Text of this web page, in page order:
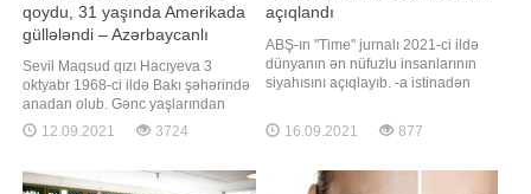
qoydu, 31 yaşında Amerikada
güllələndi – Azərbaycanlı
müğənninin faciəvi həyatı
Sevil Maqsud qızı Hacıyeva 3
oktyabr 1968-ci ildə Bakı şəhərində
anadan olub. Gənc yaşlarından
etibarən musiqi fəaliyyətinə
başlayan Sevilin qısa zaman
müxtəlif musiqi tədbirlərində çıxış
12.09.2021 3724
açıqlandı
ABŞ-ın "Time" jurnalı 2021-ci ildə
dünyanın ən nüfuzlu insanlarının
siyahısını açıqlayıb. -a istinadən
siyahı "Liderlər", "İxtiraçılar",
"İncəsənət xadimləri", "Yenilikçilər"
Siyasətçilə
16.09.2021 877